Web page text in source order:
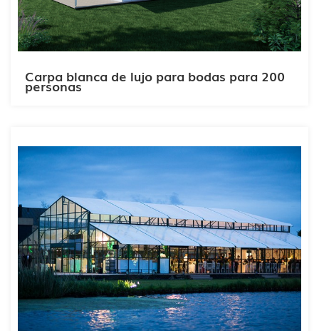
Carpa blanca de lujo para bodas para 200
personas